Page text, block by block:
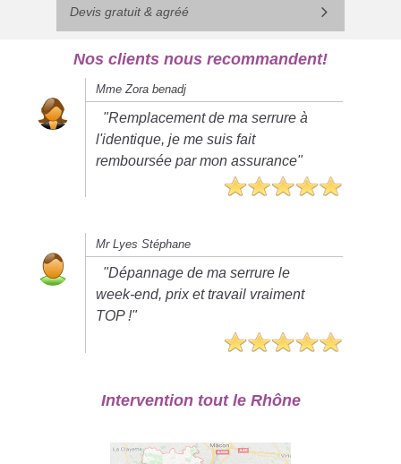
Devis gratuit & agréé
Nos clients nous recommandent!
Mme Zora benadj
"Remplacement de ma serrure à
l'identique, je me suis fait
remboursée par mon assurance"
Mr Lyes Stéphane
"Dépannage de ma serrure le
week-end, prix et travail vraiment
TOP !"
Intervention tout le Rhône